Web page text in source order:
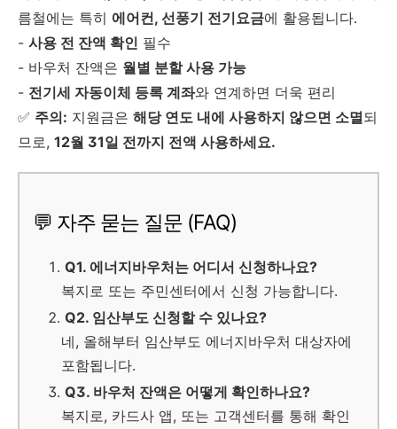
름철에는 특히 에어컨, 선풍기 전기요금에 활용됩니다.
- 사용 전 잔액 확인 필수
- 바우처 잔액은 월별 분할 사용 가능
- 전기세 자동이체 등록 계좌와 연계하면 더욱 편리
✅ 주의: 지원금은 해당 연도 내에 사용하지 않으면 소멸되
므로, 12월 31일 전까지 전액 사용하세요.
💬 자주 묻는 질문 (FAQ)
Q1. 에너지바우처는 어디서 신청하나요?
복지로 또는 주민센터에서 신청 가능합니다.
Q2. 임산부도 신청할 수 있나요?
네, 올해부터 임산부도 에너지바우처 대상자에
포함됩니다.
Q3. 바우처 잔액은 어떻게 확인하나요?
복지로, 카드사 앱, 또는 고객센터를 통해 확인